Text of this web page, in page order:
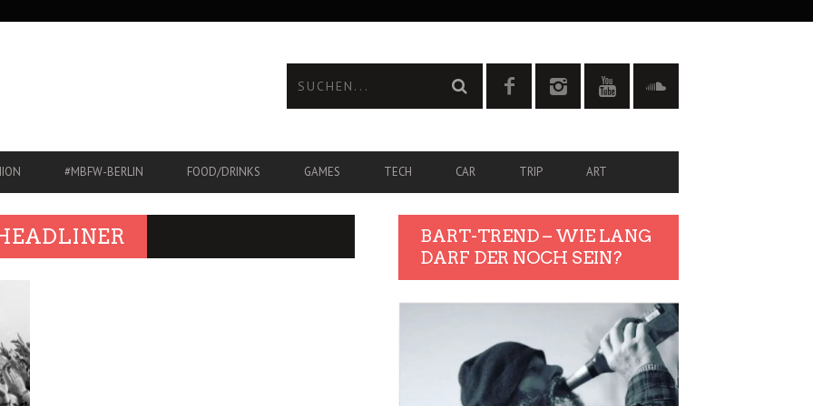
#MBFW-BERLIN FOOD/DRINKS GAMES TECH CAR TRIP ART
BART-TREND – WIE LANG
DARF DER NOCH SEIN?